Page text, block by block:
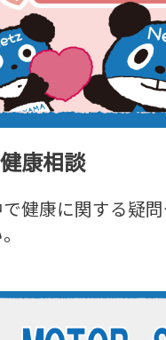
康相談
健康に関する疑